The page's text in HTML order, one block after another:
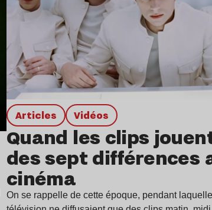
Articles Vidéos
Quand les clips
des sept différences
cinéma
On se rappelle de cette époque, pendant